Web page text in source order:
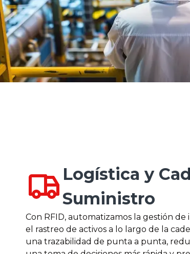
Logística y
Suministro
Con RFID, automatizamos la gestión de
el rastreo de activos a lo largo de la
una trazabilidad de punta a punta,